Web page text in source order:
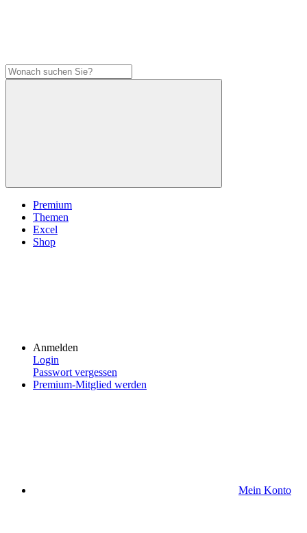
Premium
Themen
Excel
Shop
Anmelden
Login
Passwort vergessen
Premium-Mitglied werden
Mein Konto